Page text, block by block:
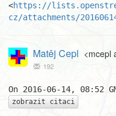
<https://
cz/attachments/
Matěj Cepl <mcepl
192
zobrazit citaci